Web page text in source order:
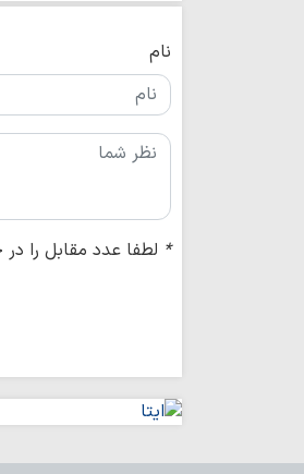
نام
* لطفا عدد مقابل را